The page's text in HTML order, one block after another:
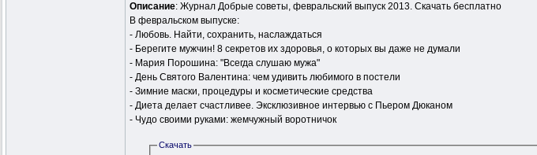
Описание: Журнал Добрые советы, февральский выпуск 2013. Скачать бесплатно
В февральском выпуске:
- Любовь. Найти, сохранить, наслаждаться
- Берегите мужчин! 8 секретов их здоровья, о которых вы даже не думали
- Мария Порошина: "Всегда слушаю мужа"
- День Святого Валентина: чем удивить любимого в постели
- Зимние маски, процедуры и косметические средства
- Диета делает счастливее. Эксклюзивное интервью с Пьером Дюканом
- Чудо своими руками: жемчужный воротничок
Скачать